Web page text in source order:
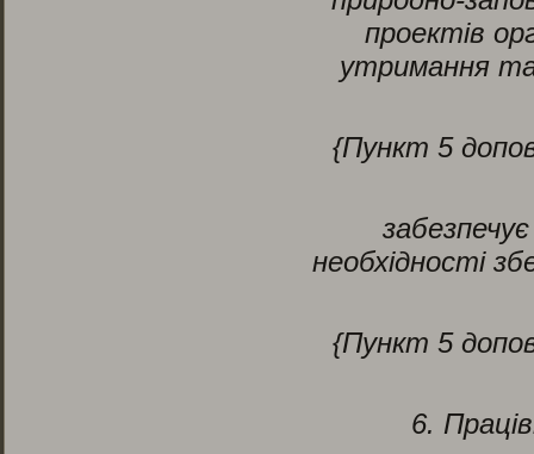
проектів
утримання та
{Пункт 5
необхідності
{Пункт 5
6.